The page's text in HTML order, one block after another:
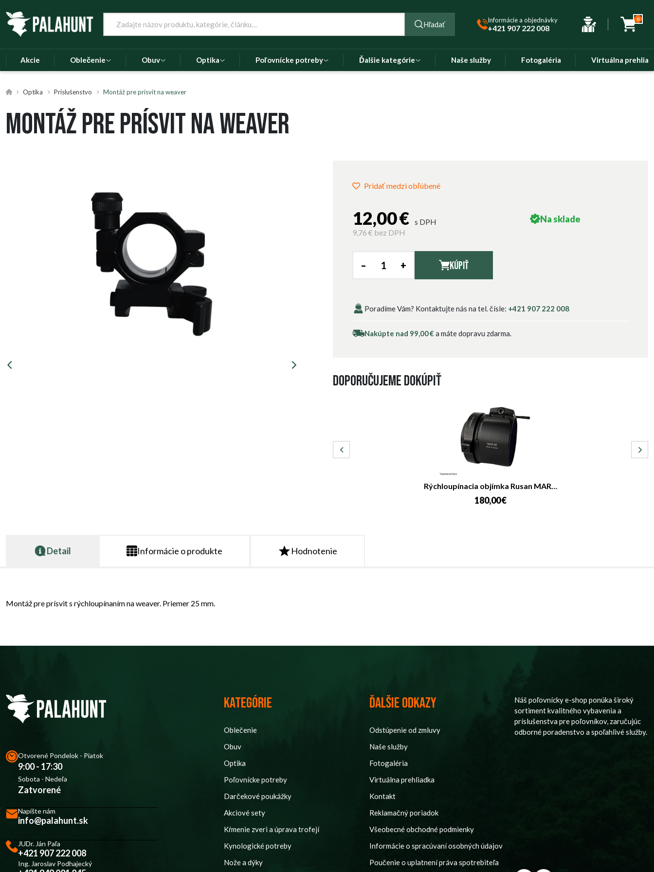
Hľadať Informácie a objednávky
+421 907 222 008
0
Akcie Oblečenie Obuv Optika Poľovnícke potreby Ďalšie kategórie Naše služby Fotogaléria Virtuálna
Optika Príslušenstvo Montáž pre prísvit na weaver
Montáž pre prísvit na weaver
Pridať medzi obľúbené
12,00 € s DPH
9,76 € bez DPH
Na sklade
– + Kúpiť
Poradíme Vám? Kontaktujte nás na tel. čísle: +421 907 222 008
Nakúpte nad 99,00 € a máte dopravu zdarma.
Doporučujeme dokúpiť
Rýchloupínacia objímka Rusan MAR…
180,00 €
Detail Informácie o produkte Hodnotenie
Montáž pre prísvit s rýchloupínaním na weaver. Priemer 25 mm.
Otvorené Pondelok - Piatok
9:00 - 17:30
Sobota - Nedeľa
Zatvorené
Napíšte nám
info@palahunt.sk
JUDr. Ján Paľa
+421 907 222 008
Ing. Jaroslav Podhajecký
Kategórie
Oblečenie
Obuv
Optika
Poľovnícke potreby
Darčekové poukážky
Akciové sety
Kŕmenie zveri a úprava trofejí
Kynologické potreby
Nože a dýky
Ďalšie odkazy
Odstúpenie od zmluvy
Naše služby
Fotogaléria
Virtuálna prehliadka
Kontakt
Reklamačný poriadok
Všeobecné obchodné podmienky
Informácie o spracúvaní osobných údajov
Poučenie o uplatnení práva spotrebiteľa
Náš poľovnícky e-shop ponúka široký
sortiment kvalitného vybavenia a
príslušenstva pre poľovníkov, zaručujúc
odborné poradenstvo a spoľahlivé služby.